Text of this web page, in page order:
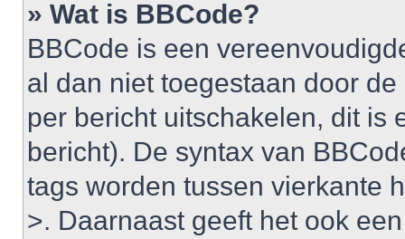
» Wat is BBCode?
BBCode is een
al dan niet toegestaan door
per bericht uitschakelen, dit is
bericht). De syntax van
tags worden tussen vierkante
>. Daarnaast geeft het ook